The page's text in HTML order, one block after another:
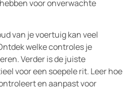
voor onverwachte
van je voertuig kan veel
welke controles je
Verder is de juiste
voor een soepele rit. Leer hoe
en aanpast voor